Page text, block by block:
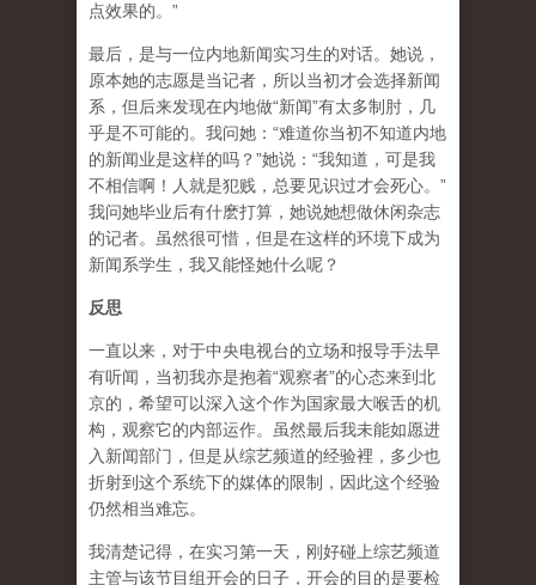
点效果的。”
最后，是与一位内地新闻实习生的对话。她说，
原本她的志愿是当记者，所以当初才会选择新闻
系，但后来发现在内地做“新闻”有太多制肘，几
乎是不可能的。我问她：“难道你当初不知道内地
的新闻业是这样的吗？”她说：“我知道，可是我
不相信啊！人就是犯贱，总要见识过才会死心。”
我问她毕业后有什麽打算，她说她想做休闲杂志
的记者。虽然很可惜，但是在这样的环境下成为
新闻系学生，我又能怪她什么呢？
反思
一直以来，对于中央电视台的立场和报导手法早
有听闻，当初我亦是抱着“观察者”的心态来到北
京的，希望可以深入这个作为国家最大喉舌的机
构，观察它的内部运作。虽然最后我未能如愿进
入新闻部门，但是从综艺频道的经验裡，多少也
折射到这个系统下的媒体的限制，因此这个经验
仍然相当难忘。
我清楚记得，在实习第一天，刚好碰上综艺频道
主管与该节目组开会的日子，开会的目的是要检